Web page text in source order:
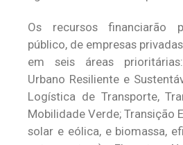
Os recursos financiarão
público, de empresas
em seis áreas prioritárias:
Urbano Resiliente e
Logística de Transporte,
Mobilidade Verde; Transição
solar e eólica, e biomassa,